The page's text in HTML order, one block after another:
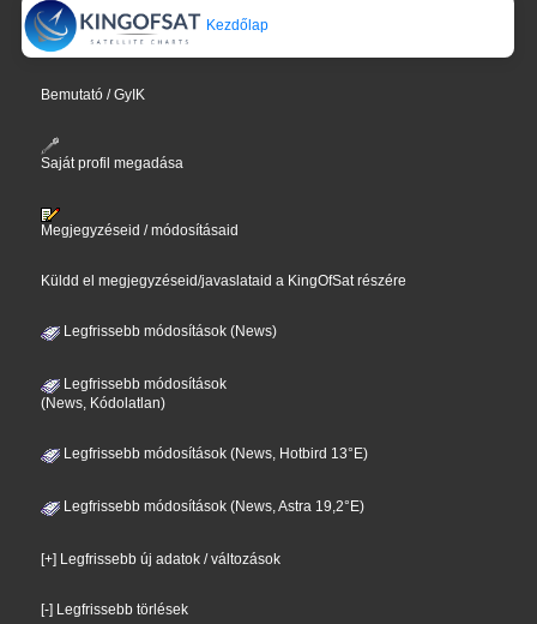
Kezdőlap
Bemutató / GyIK
Saját profil megadása
Megjegyzéseid / módosításaid
Küldd el megjegyzéseid/javaslataid a KingOfSat részére
Legfrissebb módosítások (News)
Legfrissebb módosítások
(News, Kódolatlan)
Legfrissebb módosítások (News, Hotbird 13°E)
Legfrissebb módosítások (News, Astra 19,2°E)
[+] Legfrissebb új adatok / változások
[-] Legfrissebb törlések